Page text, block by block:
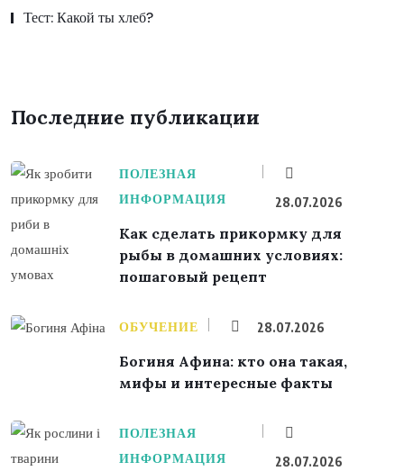
Тест: Какой ты хлеб?
Последние публикации
ПОЛЕЗНАЯ
ИНФОРМАЦИЯ
28.07.2026
Как сделать прикормку для
рыбы в домашних условиях:
пошаговый рецепт
ОБУЧЕНИЕ 28.07.2026
Богиня Афина: кто она такая,
мифы и интересные факты
ПОЛЕЗНАЯ
ИНФОРМАЦИЯ
28.07.2026